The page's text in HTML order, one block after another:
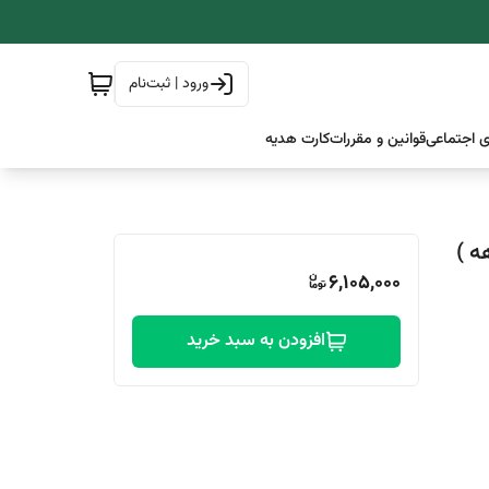
ورود | ثبت‌نام
اجتماعیقوانین و مقرراتکارت هدیه
6,105,000
افزودن به سبد خرید